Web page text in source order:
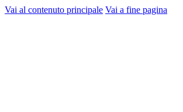
Vai al contenuto principale Vai a fine pagina